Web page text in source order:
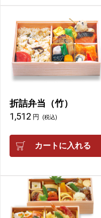
折詰弁当（竹）
1,512 円 (税込)
カートに入れる